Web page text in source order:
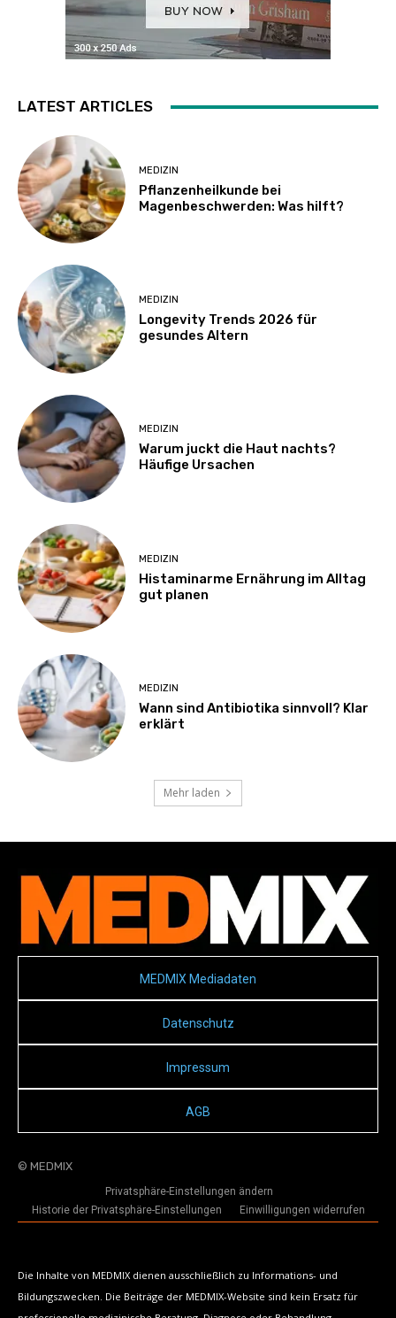
LATEST ARTICLES
MEDIZIN
Pflanzenheilkunde bei
Magenbeschwerden: Was hilft?
MEDIZIN
Longevity Trends 2026 für
gesundes Altern
MEDIZIN
Warum juckt die Haut nachts?
Häufige Ursachen
MEDIZIN
Histaminarme Ernährung im Alltag
gut planen
MEDIZIN
Wann sind Antibiotika sinnvoll? Klar
erklärt
Mehr laden
MEDMIX Mediadaten
Datenschutz
Impressum
AGB
© MEDMIX
Privatsphäre-Einstellungen ändern
Historie der Privatsphäre-Einstellungen
Einwilligungen widerrufen
Die Inhalte von MEDMIX dienen ausschließlich zu Informations- und
Bildungszwecken. Die Beiträge der MEDMIX-Website sind kein Ersatz für